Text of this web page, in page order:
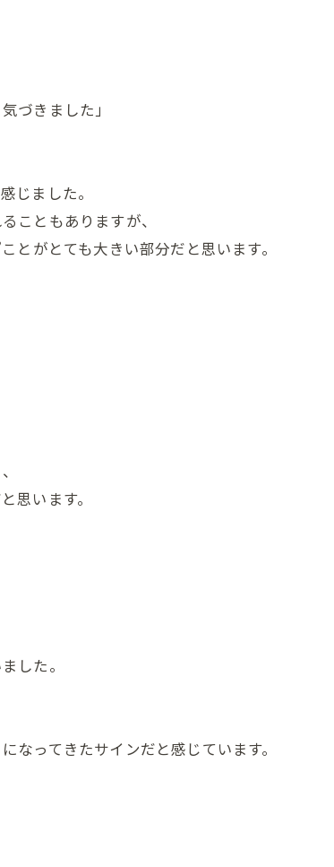
づきました」
じました。
こともありますが、
とがとても大きい部分だと思います。
思います。
した。
なってきたサインだと感じています。